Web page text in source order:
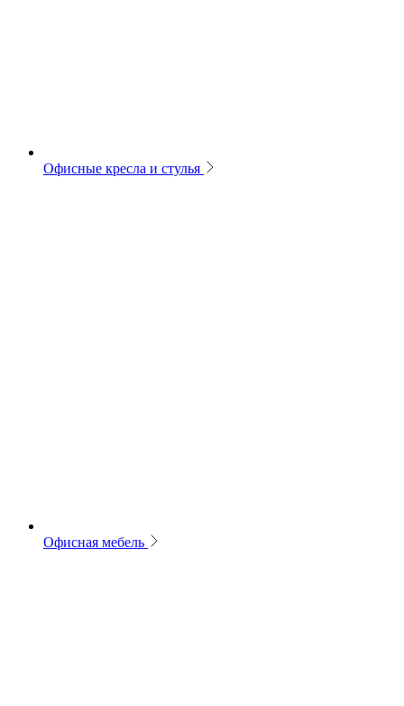
Офисные кресла и стулья
Офисная мебель